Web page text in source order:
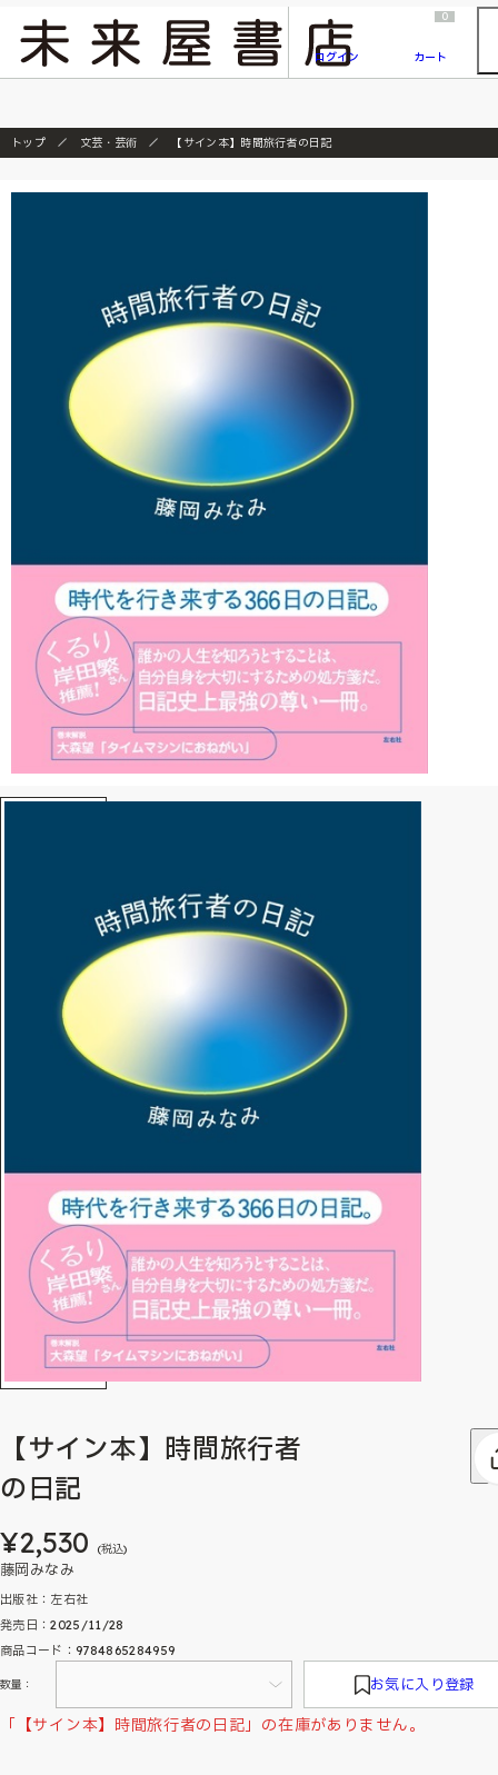
『ONE PIECE magazine 021 ONE PIECEカード付き同梱版』発売延期のご案内
ログイン
0
カート
トップ 文芸・芸術 【サイン本】時間旅行者の日記
【サイン本】時間旅行者
の日記
¥2,530 (税込)
藤岡みなみ
出版社：左右社
発売日：2025/11/28
商品コード：9784865284959
数量： お気に入り登録
「【サイン本】時間旅行者の日記」の在庫がありません。